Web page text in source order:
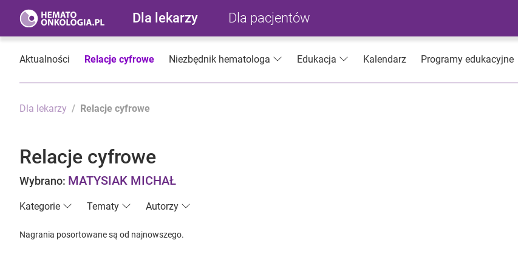
Dla lekarzy Dla pacjentów
Aktualności Relacje cyfrowe Niezbędnik hematologa Edukacja Kalendarz Programy edukacyjne
Dla lekarzy Relacje cyfrowe
Relacje cyfrowe
Wybrano: MATYSIAK MICHAŁ
Kategorie Tematy Autorzy
Nagrania posortowane są od najnowszego.